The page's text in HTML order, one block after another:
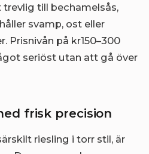
till bechamelsås,
svamp, ost eller
Prisnivån på kr150–300
seriöst utan att gå över
frisk precision
riesling i torr stil, är